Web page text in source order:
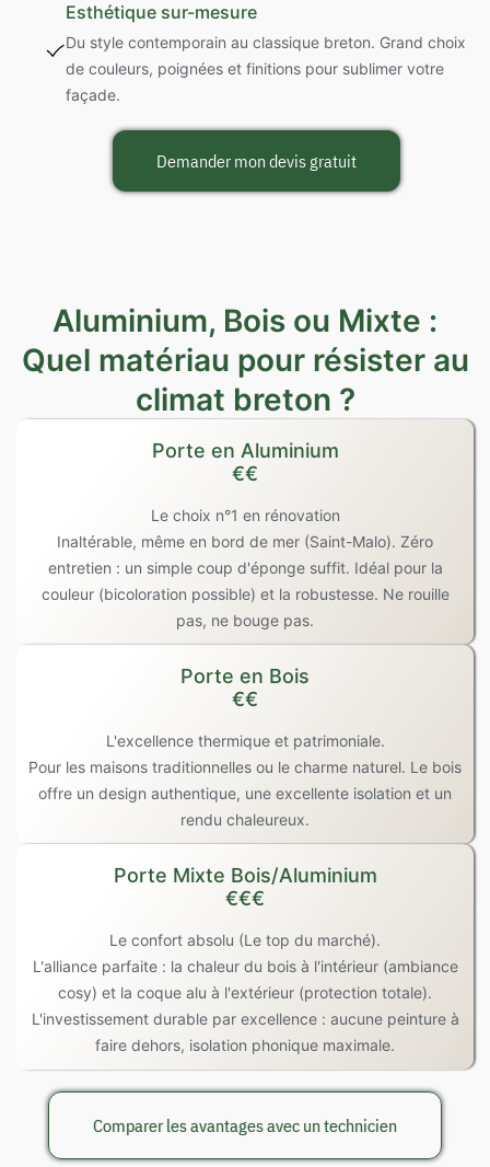
Esthétique sur-mesure
Du style contemporain au classique breton. Grand choix
de couleurs, poignées et finitions pour sublimer votre
façade.
Demander mon devis gratuit
Aluminium, Bois ou Mixte :
Quel matériau pour résister au
climat breton ?
Porte en Aluminium
€€
Le choix n°1 en rénovation
Inaltérable, même en bord de mer (Saint-Malo). Zéro
entretien : un simple coup d'éponge suffit. Idéal pour la
couleur (bicoloration possible) et la robustesse. Ne rouille
pas, ne bouge pas.
Porte en Bois
€€
L'excellence thermique et patrimoniale.
Pour les maisons traditionnelles ou le charme naturel. Le bois
offre un design authentique, une excellente isolation et un
rendu chaleureux.
Porte Mixte Bois/Aluminium
€€€
Le confort absolu (Le top du marché).
L'alliance parfaite : la chaleur du bois à l'intérieur (ambiance
cosy) et la coque alu à l'extérieur (protection totale).
L'investissement durable par excellence : aucune peinture à
faire dehors, isolation phonique maximale.
Comparer les avantages avec un technicien